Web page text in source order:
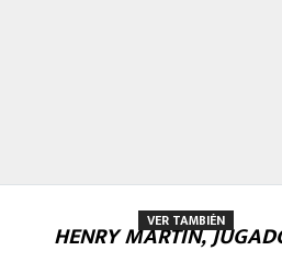
HENRY MARTÍN,
VER TAMBIÉN